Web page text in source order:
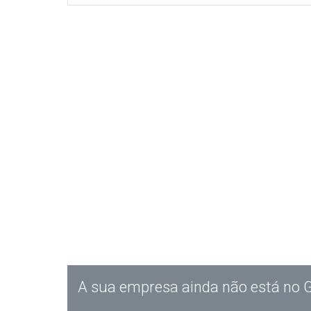
A sua empresa ainda não está no